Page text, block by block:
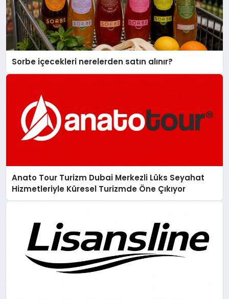
Sorbe içecekleri nerelerden satın alınır?
Anato Tour Turizm Dubai Merkezli Lüks Seyahat
Hizmetleriyle Küresel Turizmde Öne Çıkıyor